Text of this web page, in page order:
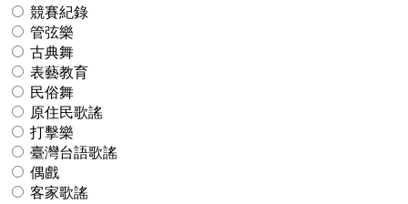
競賽紀錄
管弦樂
古典舞
表藝教育
民俗舞
原住民歌謠
打擊樂
臺灣台語歌謠
偶戲
客家歌謠